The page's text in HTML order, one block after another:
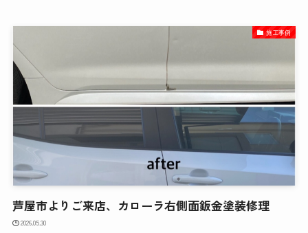
施工事例
芦屋市よりご来店、カローラ右側面鈑金塗装修理
2026.05.30